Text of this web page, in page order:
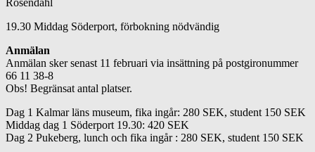
Rosendahl
19.30 Middag Söderport, förbokning nödvändig
Anmälan
Anmälan sker senast 11 februari via insättning på postgironummer
66 11 38-8
Obs! Begränsat antal platser.
Dag 1 Kalmar läns museum, fika ingår: 280 SEK, student 150 SEK
Middag dag 1 Söderport 19.30: 420 SEK
Dag 2 Pukeberg, lunch och fika ingår : 280 SEK, student 150 SEK